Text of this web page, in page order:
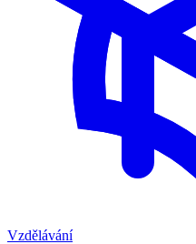
Vzdělávání